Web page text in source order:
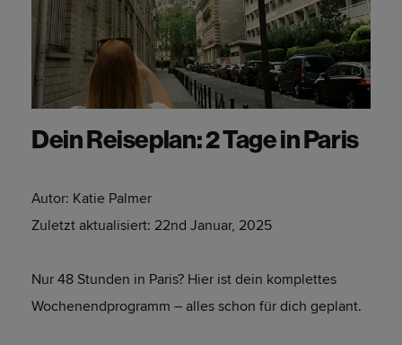
Dein Reiseplan: 2 Tage in Paris
Autor: Katie Palmer
Zuletzt aktualisiert: 22nd Januar, 2025
Nur 48 Stunden in Paris? Hier ist dein komplettes
Wochenendprogramm – alles schon für dich geplant.